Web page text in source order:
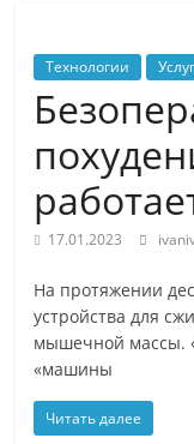
Технологии
17.01.2023
На протяжении
устройства для
мышечной массы.
«машины
Читать далее